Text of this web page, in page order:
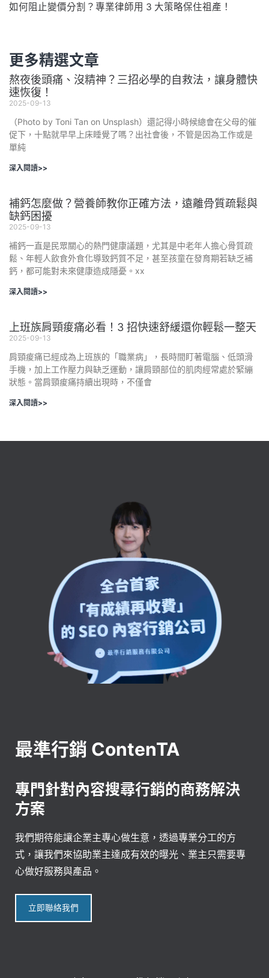
如何阻止變價分割？專業律師用 3 大策略保住祖產！
更多精選文章
熬夜後頭痛、沒精神？三招必學的自救法，讓身體快
速恢復！
2025-09-13
（Photo by Toni Tan on Unsplash）還記得小時候總會在父母的催
促下，十點就早早上床睡覺了嗎？出社會後，不管是因為工作或是
單純
深入閱讀>>
補鈣怎麼做？營養師教你正確方法，遠離骨質疏鬆與
缺鈣困擾
2025-09-13
補鈣一直是民眾關心的熱門健康議題，尤其是中老年人擔心骨質疏
鬆、年輕人飲食外食化導致鈣質不足，甚至孩童在發育期若缺乏補
鈣，都可能對未來健康造成隱憂。xx
深入閱讀>>
上班族肩頸痠痛必看！3 招快速舒緩還你輕鬆一整天
2025-09-13
肩頸痠痛已經成為上班族的「職業病」，長時間盯著電腦、低頭滑
手機，加上工作壓力與缺乏運動，讓肩頸部位的肌肉經常處於緊繃
狀態。當肩頸痠痛持續出現時，不僅會
深入閱讀>>
最準行銷 ContenTA
專門針對內容搜尋行銷的商務解決
方案
我們期待能讓企業主專心做生意，透過專業分工的方
式，讓我們來協助業主達成有效的曝光、業主只需要專
心做好服務與產品。
立即聯絡我們